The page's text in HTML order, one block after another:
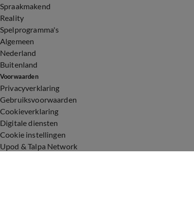
Spraakmakend
Reality
Spelprogramma's
Algemeen
Nederland
Buitenland
Voorwaarden
Privacyverklaring
Gebruiksvoorwaarden
Cookieverklaring
Digitale diensten
Cookie instellingen
Upod & Talpa Network